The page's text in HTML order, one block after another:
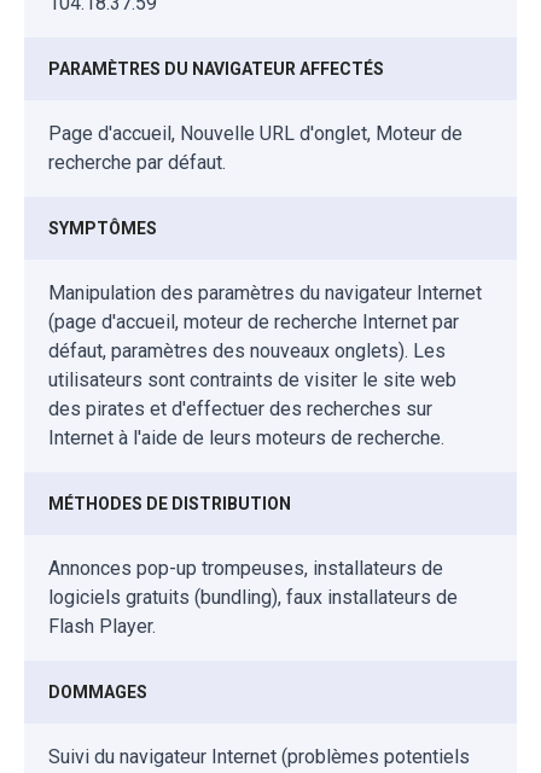
PARAMÈTRES DU NAVIGATEUR AFFECTÉS
Page d'accueil, Nouvelle URL d'onglet, Moteur de
recherche par défaut.
SYMPTÔMES
Manipulation des paramètres du navigateur Internet
(page d'accueil, moteur de recherche Internet par
défaut, paramètres des nouveaux onglets). Les
utilisateurs sont contraints de visiter le site web
des pirates et d'effectuer des recherches sur
Internet à l'aide de leurs moteurs de recherche.
MÉTHODES DE DISTRIBUTION
Annonces pop-up trompeuses, installateurs de
logiciels gratuits (bundling), faux installateurs de
Flash Player.
DOMMAGES
Suivi du navigateur Internet (problèmes potentiels